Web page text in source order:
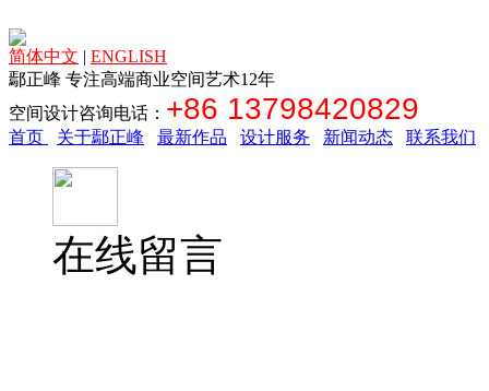
简体中文 | ENGLISH
鄢正峰 专注高端商业空间艺术12年
空间设计咨询电话： +86 13798420829
首页 关于鄢正峰 最新作品 设计服务 新闻动态 联系我们
在线留言